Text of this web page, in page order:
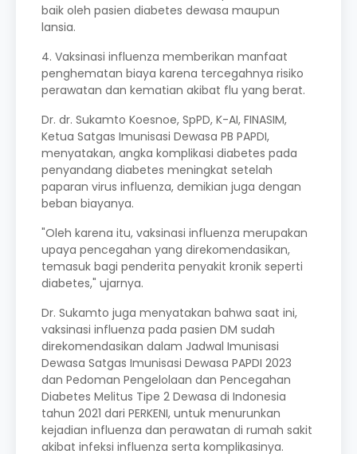
baik oleh pasien diabetes dewasa maupun
lansia.
4. Vaksinasi influenza memberikan manfaat
penghematan biaya karena tercegahnya risiko
perawatan dan kematian akibat flu yang berat.
Dr. dr. Sukamto Koesnoe, SpPD, K-AI, FINASIM,
Ketua Satgas Imunisasi Dewasa PB PAPDI,
menyatakan, angka komplikasi diabetes pada
penyandang diabetes meningkat setelah
paparan virus influenza, demikian juga dengan
beban biayanya.
"Oleh karena itu, vaksinasi influenza merupakan
upaya pencegahan yang direkomendasikan,
temasuk bagi penderita penyakit kronik seperti
diabetes," ujarnya.
Dr. Sukamto juga menyatakan bahwa saat ini,
vaksinasi influenza pada pasien DM sudah
direkomendasikan dalam Jadwal Imunisasi
Dewasa Satgas Imunisasi Dewasa PAPDI 2023
dan Pedoman Pengelolaan dan Pencegahan
Diabetes Melitus Tipe 2 Dewasa di Indonesia
tahun 2021 dari PERKENI, untuk menurunkan
kejadian influenza dan perawatan di rumah sakit
akibat infeksi influenza serta komplikasinya.